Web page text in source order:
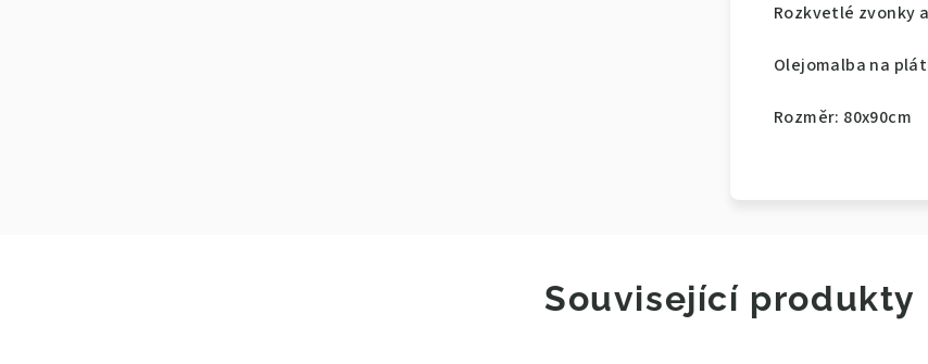
Rozkvetlé zvonky
Olejomalba na
Rozměr: 80x90cm
Související produkty